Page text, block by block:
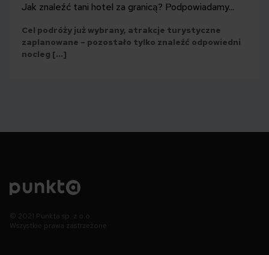
Jak znaleźć tani hotel za granicą? Podpowiadamy...
Cel podróży już wybrany, atrakcje turystyczne
zaplanowane – pozostało tylko znaleźć odpowiedni
nocleg […]
© 2021 Punkta sp. z o.o.
Wszystkie prawa zastrzeżone